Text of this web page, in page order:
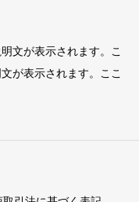
文が表示されます。こ
が表示されます。ここ